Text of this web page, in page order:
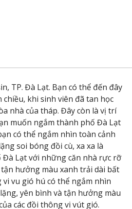
TP. Đà Lạt. Bạn có thể đến đây
chiều, khi sinh viên đã tan học
nhà của tháp. Đây còn là vị trí
muốn ngắm thành phố Đà Lạt
có thể ngắm nhìn toàn cảnh
soi bóng đồi cù, xa xa là
Lạt với những căn nhà rực rỡ
hưởng màu xanh trải dài bất
vi vu gió hú có thể ngắm nhìn
yên bình và tận hưởng màu
các đồi thông vi vút gió.